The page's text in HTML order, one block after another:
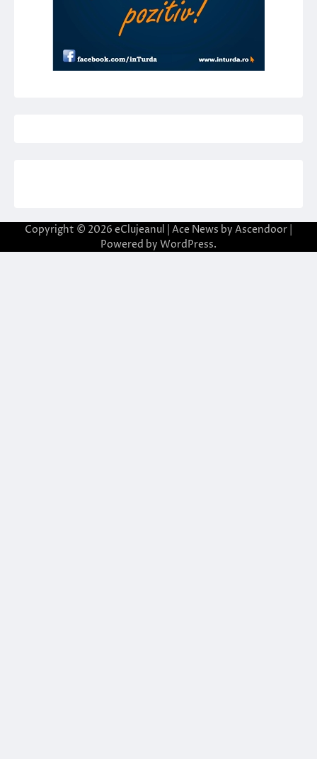
Copyright © 2026 eClujeanul | Ace News by Ascendoor
Powered by WordPress.